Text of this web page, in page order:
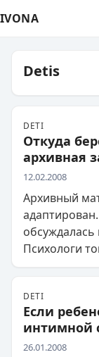
IVONA
Detis
DETI
Откуда
архивная
12.02.2008
Архивный
Психологи
DETI
Если
интимной
26.01.2008